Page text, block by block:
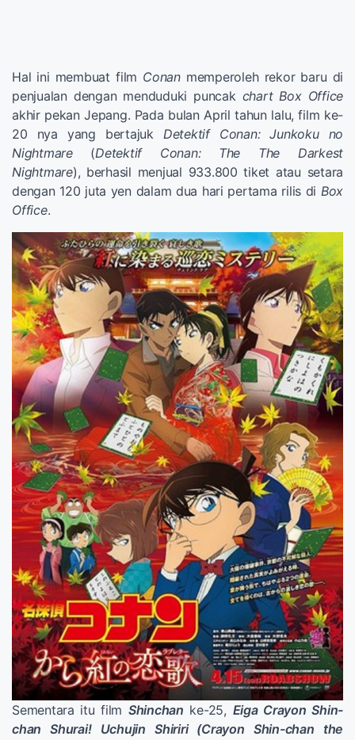
Hal ini membuat film Conan memperoleh rekor baru di
penjualan dengan menduduki puncak chart Box Office
akhir pekan Jepang. Pada bulan April tahun lalu, film ke-
20 nya yang bertajuk Detektif Conan: Junkoku no
Nightmare (Detektif Conan: The The Darkest
Nightmare), berhasil menjual 933.800 tiket atau setara
dengan 120 juta yen dalam dua hari pertama rilis di Box
Office.
Sementara itu film Shinchan ke-25, Eiga Crayon Shin-
chan Shurai! Uchujin Shiriri (Crayon Shin-chan the